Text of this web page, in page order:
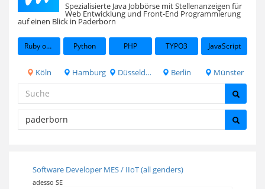
Spezialisierte Java Jobbörse mit Stellenanzeigen für
Web Entwicklung und Front-End Programmierung
auf einen Blick in Paderborn
Ruby on Rails Python PHP TYPO3 JavaScript
Köln Hamburg Düsseldorf Berlin Münster
Software Developer MES / IIoT (all genders)
adesso SE